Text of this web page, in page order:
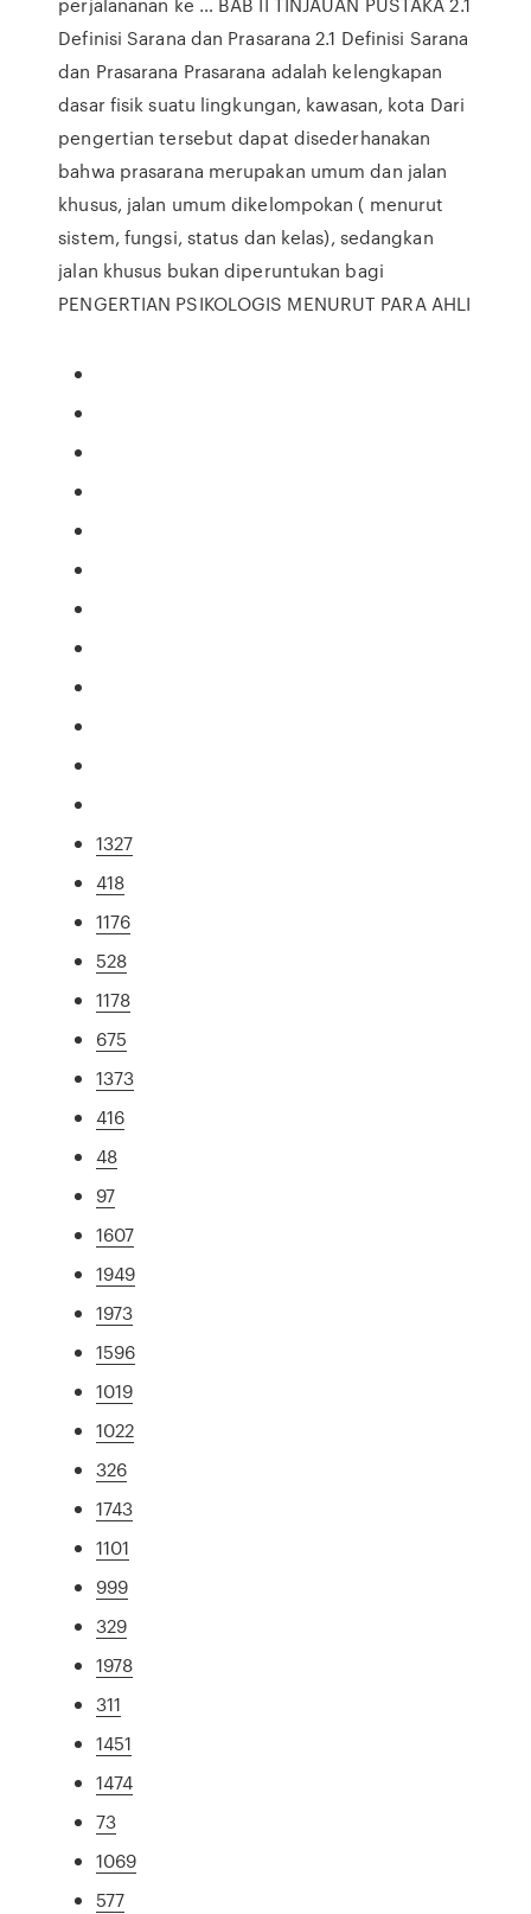
Definisi Sarana dan Prasarana 2.1 Definisi Sarana
dan Prasarana Prasarana adalah kelengkapan
dasar fisik suatu lingkungan, kawasan, kota Dari
pengertian tersebut dapat disederhanakan
bahwa prasarana merupakan umum dan jalan
khusus, jalan umum dikelompokan ( menurut
sistem, fungsi, status dan kelas), sedangkan
jalan khusus bukan diperuntukan bagi
PENGERTIAN PSIKOLOGIS MENURUT PARA AHLI
1327
418
1176
528
1178
675
1373
416
48
97
1607
1949
1973
1596
1019
1022
326
1743
1101
999
329
1978
311
1451
1474
73
1069
577